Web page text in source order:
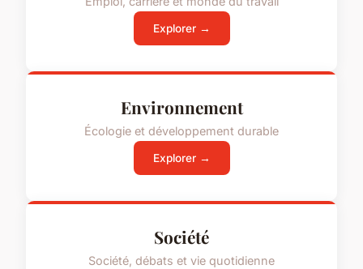
Explorer →
Environnement
Écologie et développement durable
Explorer →
Société
Société, débats et vie quotidienne